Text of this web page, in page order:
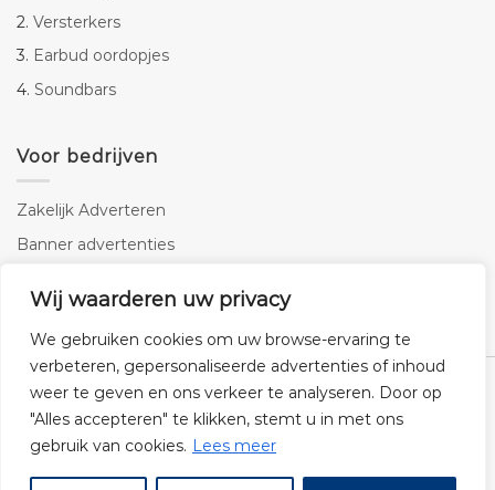
Wij waarderen uw privacy
We gebruiken cookies om uw browse-ervaring te
verbeteren, gepersonaliseerde advertenties of inhoud
weer te geven en ons verkeer te analyseren. Door op
"Alles accepteren" te klikken, stemt u in met ons
gebruik van cookies. Lees meer
2. Versterkers
3. Earbud oordopjes
4. Soundbars
Voor bedrijven
Zakelijk Adverteren
Banner advertenties
SEO copywriting